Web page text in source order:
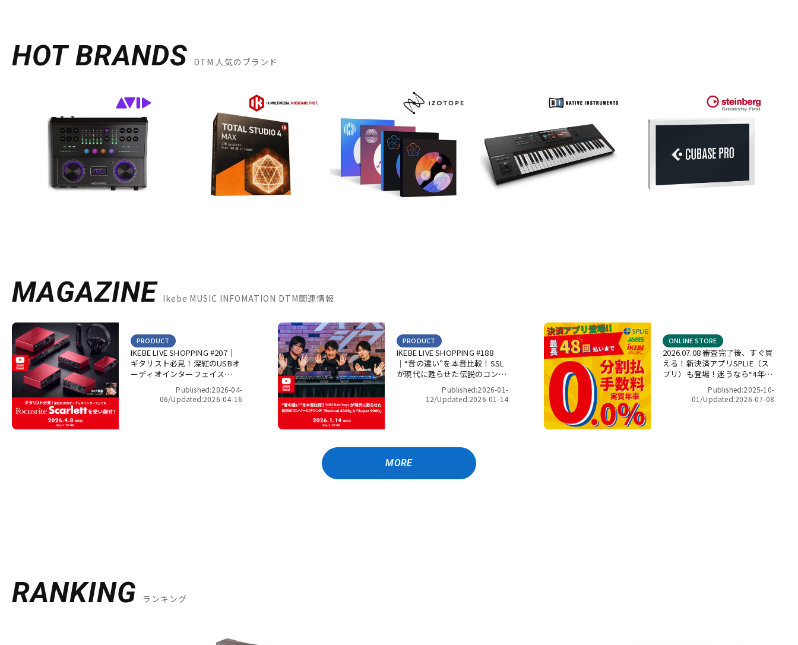
HOT BRANDS DTM 人気のブランド
MAGAZINE Ikebe MUSIC INFOMATION DTM関連情報
IKEBE LIVE SHOPPING #207｜
ギタリスト必見！深紅のUSBオ
ーディオインターフェイス
Focusrite Scarlett を使い倒
せ！【presented by パワーレ
PRODUCT
Published:2026-04-
06/Updated:2026-04-16
IKEBE LIVE SHOPPING #188
｜“音の違い”を本音比較！SSL
が現代に甦らせた伝説のコンソ
ールサウンド「Revival 4000」
＆「Super 9000」【presented
by パワーレック】
PRODUCT
Published:2026-01-
12/Updated:2026-01-14
2026.07.08 審査完了後、すぐ買
える！新決済アプリSPLIE（ス
プリ）も登場！迷うなら“4年間
金利ゼロ！”最長48回 無金利キ
ャンペーン
ONLINE STORE
Published:2025-10-
01/Updated:2026-07-08
MORE
RANKING ランキング